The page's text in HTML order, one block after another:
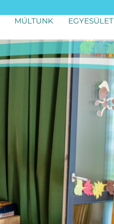
MÚLTUNK EGYESÜLET